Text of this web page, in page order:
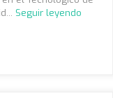
Seguir leyendo